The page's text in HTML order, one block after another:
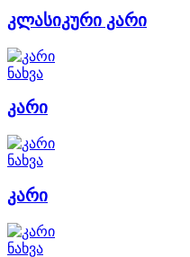
კლასიკური კარი
ნახვა
კარი
ნახვა
კარი
ნახვა